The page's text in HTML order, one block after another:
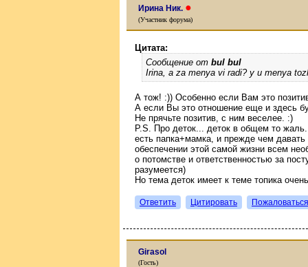
Ирина Ник. ●
(Участник форума)
Цитата:
Сообщение от bul bul
Irina, a za menya vi radi? y u menya
А тож! :)) Особенно если Вам это
А если Вы это отношение еще и здесь
Не прячьте позитив, с ним веселее. :)
P.S. Про деток... деток в общем то
есть папка+мамка, и прежде чем
обеспечении этой самой жизни всем
о потомстве и ответственностью за
разумеется)
Но тема деток имеет к теме топика
Ответить Цитировать Пожаловаться
Girasol
(Гость)